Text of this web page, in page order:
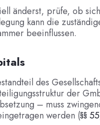
änderst, prüfe, ob
kann die
beeinflussen.
des
der
– muss
werden (§§